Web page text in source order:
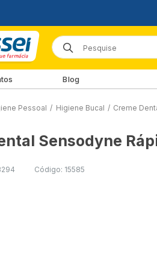
Blog
Pessoal / Higiene Bucal / Creme
Sensodyne
Código: 15585